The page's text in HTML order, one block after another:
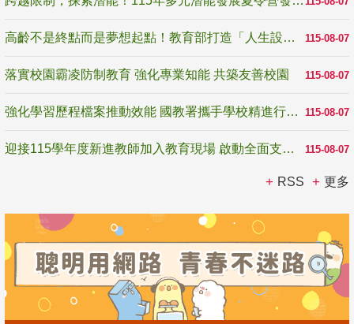
115-08-07
高齡不是終點而是夢想起點！教育部打造「人生設計夢工場」 參展第3屆高齡健康產業博覽會
115-08-07
落實校園霸凌防制教育 強化專業知能 共築友善校園
115-08-07
強化學習歷程檔案推動效能 國教署攜手學校精進行政與教學支持
115-08-07
迎接115學年度新進教師加入教育現場 啟動全面支持陪伴
RSS 更多